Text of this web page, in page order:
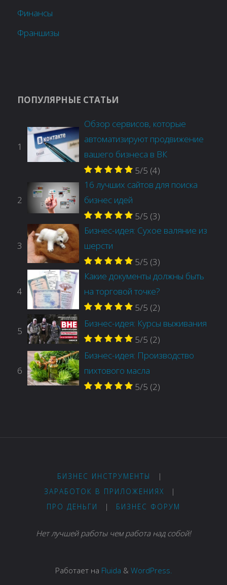
Финансы
Франшизы
ПОПУЛЯРНЫЕ СТАТЬИ
1
Обзор сервисов, которые
автоматизируют продвижение
вашего бизнеса в ВК
5/5 (4)
2
16 лучших сайтов для поиска
бизнес идей
5/5 (3)
3
Бизнес-идея: Сухое валяние из
шерсти
5/5 (3)
4
Какие документы должны быть
на торговой точке?
5/5 (2)
5
Бизнес-идея: Курсы выживания
5/5 (2)
6
Бизнес-идея: Производство
пихтового масла
5/5 (2)
БИЗНЕС ИНСТРУМЕНТЫ
|
ЗАРАБОТОК В ПРИЛОЖЕНИЯХ
|
ПРО ДЕНЬГИ
| БИЗНЕС ФОРУМ
Нет лучшей работы чем работа над собой!
Работает на Fluida & WordPress.